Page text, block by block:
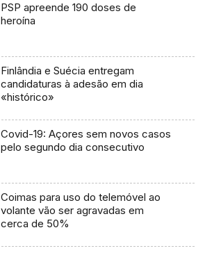
PSP apreende 190 doses de
heroína
Finlândia e Suécia entregam
candidaturas à adesão em dia
«histórico»
Covid-19: Açores sem novos casos
pelo segundo dia consecutivo
Coimas para uso do telemóvel ao
volante vão ser agravadas em
cerca de 50%